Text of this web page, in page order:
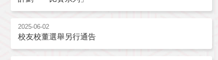
2025-06-02
校友校董選舉另行通告